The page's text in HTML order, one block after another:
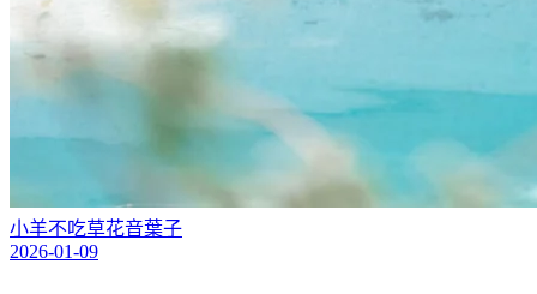
小羊不吃草花音葉子
2026-01-09